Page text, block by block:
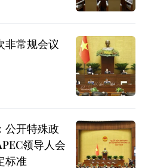
非常规会议
公开特殊政
领导人会
标准